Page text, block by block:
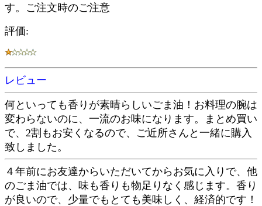
す。ご注文時のご注意
評価:
レビュー
何といっても香りが素晴らしいごま油！お料理の腕は
変わらないのに、一流のお味になります。まとめ買い
で、2割もお安くなるので、ご近所さんと一緒に購入
致しました。
４年前にお友達からいただいてからお気に入りで、他
のごま油では、味も香りも物足りなく感じます。香り
が良いので、少量でもとても美味しく、経済的です！